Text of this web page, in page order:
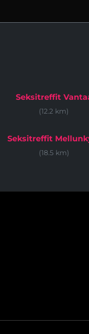
Seksitreffit
(12.2 km)
Seksitreffit
(18.5 km)